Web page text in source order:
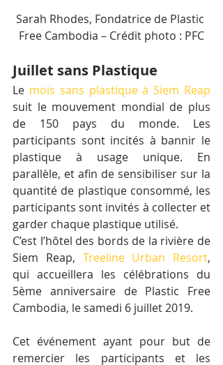
Sarah Rhodes, Fondatrice de Plastic
Free Cambodia – Crédit photo : PFC
Juillet sans Plastique
Le mois sans plastique à Siem Reap
suit le mouvement mondial de plus
de 150 pays du monde. Les
participants sont incités à bannir le
plastique à usage unique. En
parallèle, et afin de sensibiliser sur la
quantité de plastique consommé, les
participants sont invités à collecter et
garder chaque plastique utilisé.
C’est l’hôtel des bords de la rivière de
Siem Reap, Treeline Urban Resort,
qui accueillera les célébrations du
5ème anniversaire de Plastic Free
Cambodia, le samedi 6 juillet 2019.
Cet événement ayant pour but de
remercier les participants et les